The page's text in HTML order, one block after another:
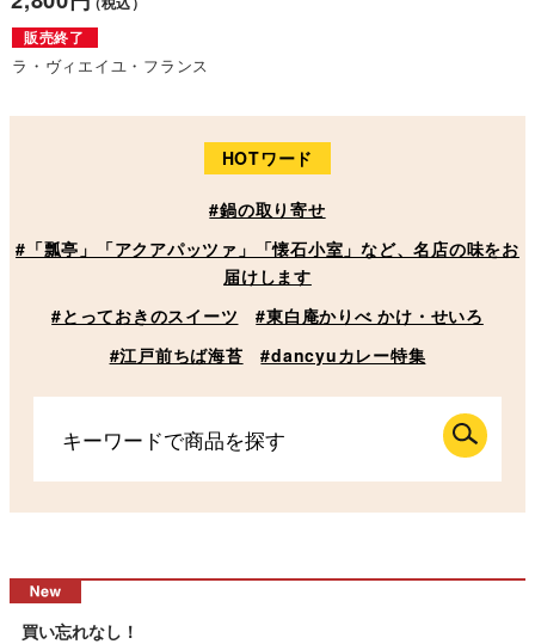
販売終了
ラ・ヴィエイユ・フランス
HOTワード
#鍋の取り寄せ
#「瓢亭」「アクアパッツァ」「懐石小室」など、名店の味をお
届けします
#とっておきのスイーツ
#東白庵かりべ かけ・せいろ
#江戸前ちば海苔
#dancyuカレー特集
買い忘れなし！